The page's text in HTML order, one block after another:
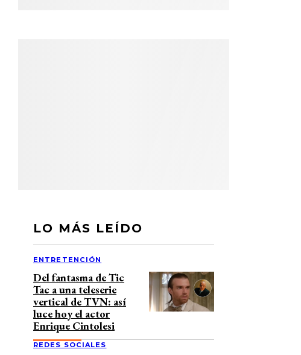
LO MÁS LEÍDO
ENTRETENCIÓN
Del fantasma de Tic
Tac a una teleserie
vertical de TVN: así
luce hoy el actor
Enrique Cintolesi
REDES SOCIALES